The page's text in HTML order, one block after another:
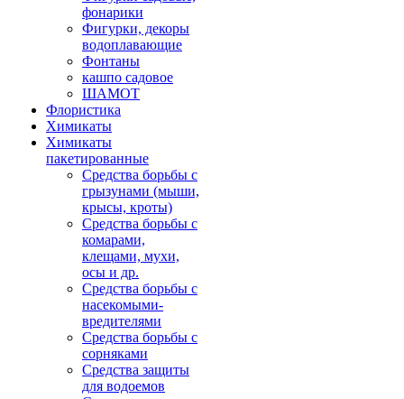
фонарики
Фигурки, декоры
водоплавающие
Фонтаны
кашпо садовое
ШАМОТ
Флористика
Химикаты
Химикаты
пакетированные
Средства борьбы с
грызунами (мыши,
крысы, кроты)
Средства борьбы с
комарами,
клещами, мухи,
осы и др.
Средства борьбы с
насекомыми-
вредителями
Средства борьбы с
сорняками
Средства защиты
для водоемов